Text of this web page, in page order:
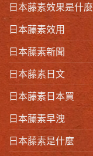
日本藤素效果是什麼
日本藤素效用
日本藤素新聞
日本藤素日文
日本藤素日本買
日本藤素早洩
日本藤素是什麼